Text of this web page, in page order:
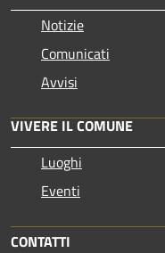
Notizie
Comunicati
Avvisi
VIVERE IL COMUNE
Luoghi
Eventi
CONTATTI